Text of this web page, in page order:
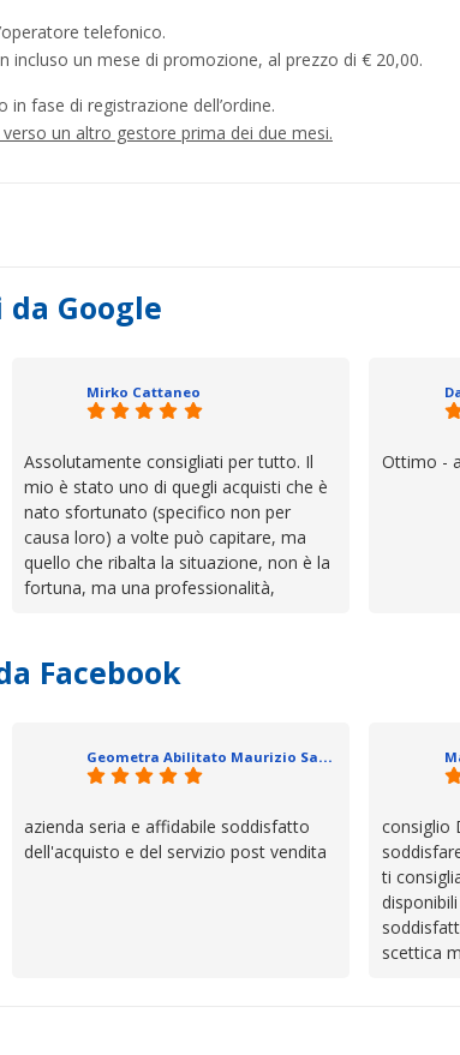
telefonico.
un mese di promozione, al prezzo di € 20,00.
fase di registrazione dell’ordine.
un altro gestore prima dei due mesi.
da Google
Mirko Cattaneo
Assolutamente consigliati per tutto. Il
mio è stato uno di quegli acquisti che è
nato sfortunato (specifico non per
causa loro) a volte può capitare, ma
quello che ribalta la situazione, non è la
fortuna, ma una professionalità,
cose. Be', io qui è proprio quello che ho
trovato, un atteggiamento che va oltre
se avete bisogno siete in ottime mani.
Ottimo -
Facebook
Geometra Abilitato Maurizio Sammartano
azienda seria e affidabile soddisfatto
dell'acquisto e del servizio post vendita
consiglio
ti
scettica